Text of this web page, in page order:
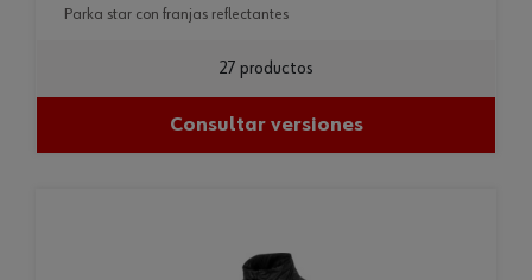
parka star con franjas reflectantes
27 productos
Consultar versiones